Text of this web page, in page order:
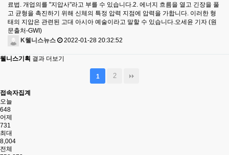
료법. 개업의를 "지압사"라고 부를 수 있습니다.2. 에너지 흐름을 열고 긴장을 풀
고 균형을 촉진하기 위해 신체의 특정 압력 지점에 압력을 가합니다. 이러한 형
태의 지압은 관련된 고대 아시아 예술이라고 말할 수 있습니다.오세윤 기자 (원
문출처-GWI)
K웰니스뉴스
2022-01-28 20:32:52
웰니스기획 결과 더보기
1 2
접속자집계
오늘
648
어제
731
최대
8,004
전체